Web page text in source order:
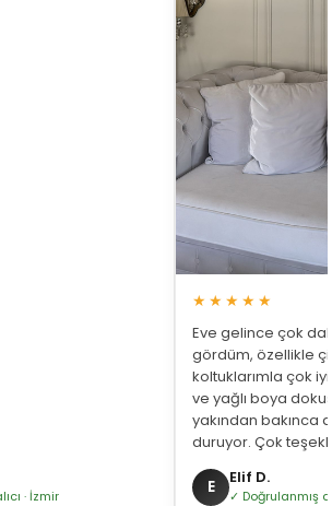
· İzmir
★★★★★
Eve gelince çok
gördüm, özellikle
koltuklarımla çok iyi
ve yağlı boya
yakından bakınca
duruyor. Çok
E Elif D.
✓ Doğrulanmış